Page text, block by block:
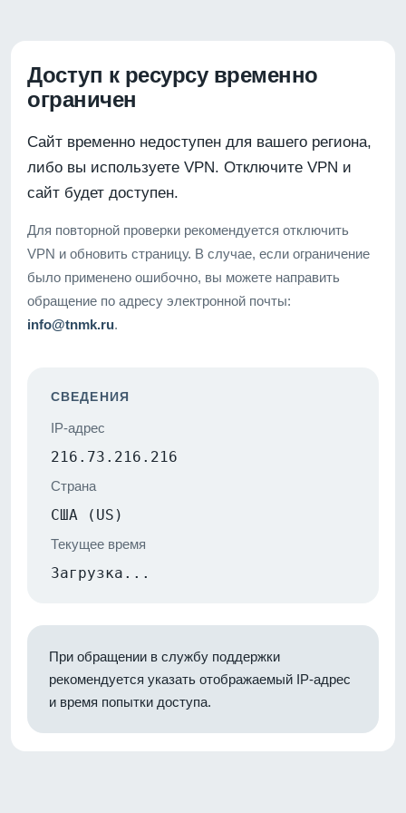
Доступ к ресурсу временно
ограничен
Сайт временно недоступен для вашего региона,
либо вы используете VPN. Отключите VPN и
сайт будет доступен.
Для повторной проверки рекомендуется отключить
VPN и обновить страницу. В случае, если ограничение
было применено ошибочно, вы можете направить
обращение по адресу электронной почты:
info@tnmk.ru.
СВЕДЕНИЯ
IP-адрес
216.73.216.216
Страна
США (US)
Текущее время
Загрузка...
При обращении в службу поддержки
рекомендуется указать отображаемый IP-адрес
и время попытки доступа.